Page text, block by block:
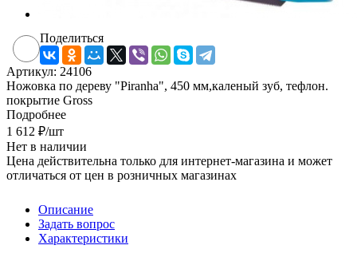
Поделиться
Артикул: 24106
Ножовка по дереву "Piranha", 450 мм,каленый зуб, тефлон.
покрытие Gross
Подробнее
1 612 ₽/шт
Нет в наличии
Цена действительна только для интернет-магазина и может
отличаться от цен в розничных магазинах
Описание
Задать вопрос
Характеристики